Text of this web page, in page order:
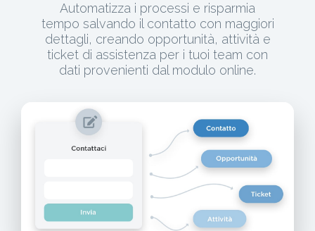
Automatizza i processi e risparmia
tempo salvando il contatto con maggiori
dettagli, creando opportunità, attività e
ticket di assistenza per i tuoi team con
dati provenienti dal modulo online.